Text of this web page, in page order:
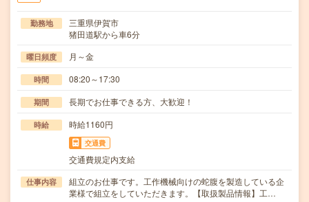
勤務地
三重県伊賀市
猪田道駅から車6分
曜日頻度 月～金
時間 08:20～17:30
期間 長期でお仕事できる方、大歓迎！
時給 時給1160円
交通費
交通費規定内支給
仕事内容
組立のお仕事です。工作機械向けの蛇腹を製造している企
業様で組立をしていただきます。【取扱製品情報】工…